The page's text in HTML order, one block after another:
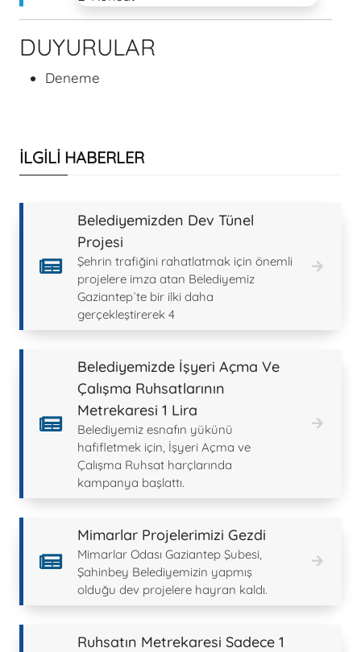
DUYURULAR
Deneme
İLGİLİ HABERLER
Belediyemizden Dev Tünel
Projesi
Şehrin trafiğini rahatlatmak için önemli
projelere imza atan Belediyemiz
Gaziantep´te bir ilki daha
gerçekleştirerek 4
Belediyemizde İşyeri Açma Ve
Çalışma Ruhsatlarının
Metrekaresi 1 Lira
Belediyemiz esnafın yükünü
hafifletmek için, İşyeri Açma ve
Çalışma Ruhsat harçlarında
kampanya başlattı.
Mimarlar Projelerimizi Gezdi
Mimarlar Odası Gaziantep Şubesi,
Şahinbey Belediyemizin yapmış
olduğu dev projelere hayran kaldı.
Ruhsatın Metrekaresi Sadece 1